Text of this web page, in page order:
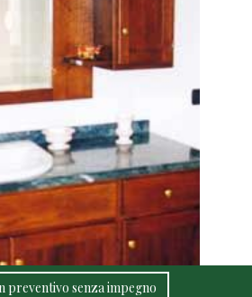
preventivo senza impegno